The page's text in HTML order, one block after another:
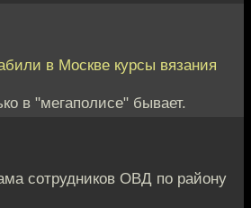
в Москве курсы вязания
в "мегаполисе" бывает.
сотрудников ОВД по району